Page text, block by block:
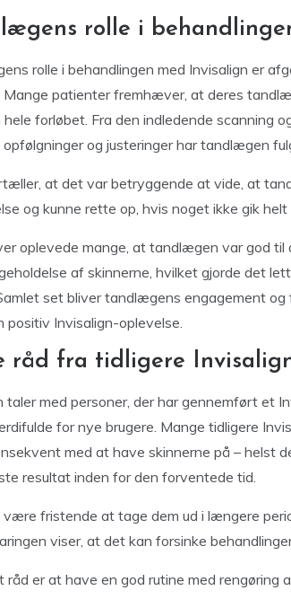
rolle i
rolle i behandlingen med Invisalign er
Mange patienter fremhæver, at deres
hele forløbet. Fra den indledende scanning
opfølgninger og justeringer har tandlægen
at det var betryggende at vide, at
og kunne rette op, hvis noget ikke gik helt
oplevede mange, at tandlægen var god
af skinnerne, hvilket gjorde det
set bliver tandlægens engagement
positiv Invisalign-oplevelse.
råd fra tidligere
taler med personer, der har gennemført et
for nye brugere. Mange tidligere
med at have skinnerne på – helst
resultat inden for den forventede tid.
fristende at tage dem ud i længere
viser, at det kan forsinke
råd er at have en god rutine med rengøring